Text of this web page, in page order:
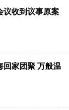
议收到议事原案
回家团聚 万般温